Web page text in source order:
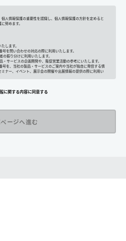
人情報保護の重要性を認識し、個人情報保護の方針を定めると
努めます。
します。
を問い合わせの対応の際に利用いたします。
振り分けに利用いたします。
サービスの企画開発や、販促営業活動の参考にいたします。
を、当社の製品・サービスのご案内や当社が独自に発信する情
ナー、イベント、展示会の開催や出展情報の提供の際に利用い
護措置を講じます。
ご確認ください。
LLC が管理する当社Webサイト閲覧履歴等の情報を紐づけ、
に関する内容に同意する